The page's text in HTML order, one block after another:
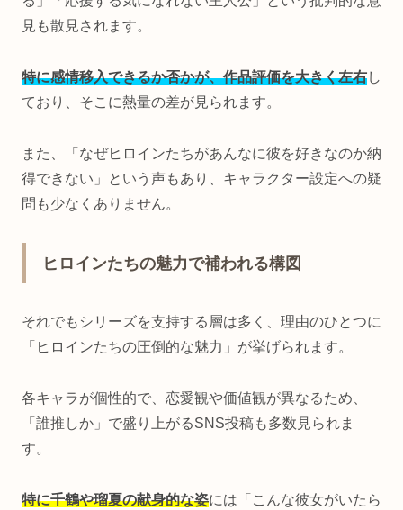
見も散見されます。
特に感情移入できるか否かが、作品評価を大きく左右し
ており、そこに熱量の差が見られます。
また、「なぜヒロインたちがあんなに彼を好きなのか納
得できない」という声もあり、キャラクター設定への疑
問も少なくありません。
ヒロインたちの魅力で補われる構図
それでもシリーズを支持する層は多く、理由のひとつに
「ヒロインたちの圧倒的な魅力」が挙げられます。
各キャラが個性的で、恋愛観や価値観が異なるため、
「誰推しか」で盛り上がるSNS投稿も多数見られま
す。
特に千鶴や瑠夏の献身的な姿には「こんな彼女がいたら